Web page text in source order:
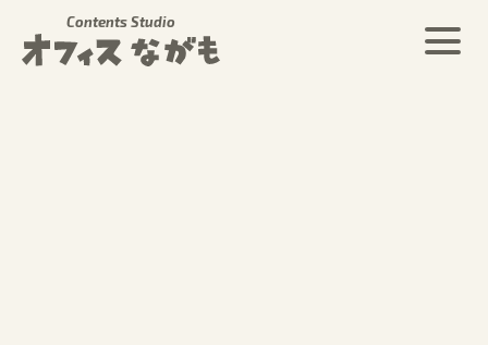
Contents Studio